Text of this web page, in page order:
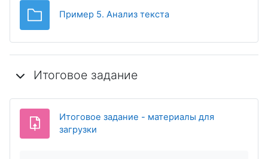
Пример 5. Анализ текстаПапка
Итоговое задание
Итоговое задание - материалы для
загрузки